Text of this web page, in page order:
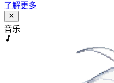
了解更多
音乐